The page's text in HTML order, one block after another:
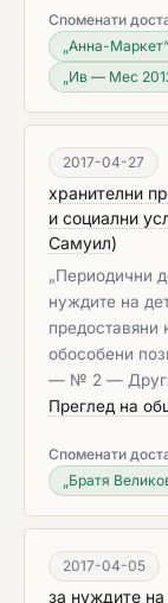
Споменати
„Анна-
„Ив — Мес
2017-04-27
хранителни
и социални
Самуил)
„Периодични
нуждите на
предоставяни
обособени
— № 2 — Други
Преглед на
Споменати
„Братя
2017-04-05
за нуждите на